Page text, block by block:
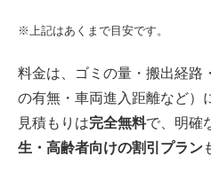
※上記はあくまで目安です。
料金は、ゴミの量・搬出経路
の有無・車両進入距離など）
見積もりは完全無料で、明確
生・高齢者向けの割引プラン